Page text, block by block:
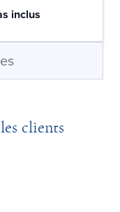
inclus
clients